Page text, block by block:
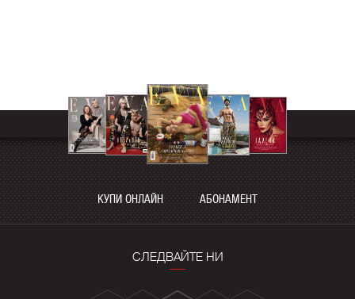
КУПИ ОНЛАЙН АБОНАМЕНТ
СЛЕДВАЙТЕ НИ